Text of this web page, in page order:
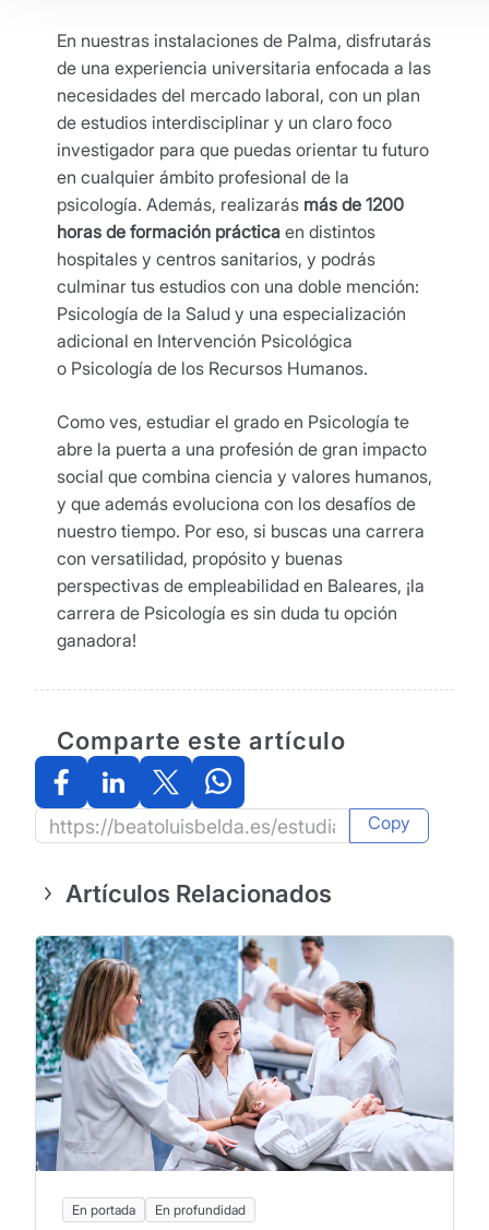
En nuestras instalaciones de Palma, disfrutarás
de una experiencia universitaria enfocada a las
necesidades del mercado laboral, con un plan
de estudios interdisciplinar y un claro foco
investigador para que puedas orientar tu futuro
en cualquier ámbito profesional de la
psicología. Además, realizarás más de 1200
horas de formación práctica en distintos
hospitales y centros sanitarios, y podrás
culminar tus estudios con una doble mención:
Psicología de la Salud y una especialización
adicional en Intervención Psicológica
o Psicología de los Recursos Humanos.
Como ves, estudiar el grado en Psicología te
abre la puerta a una profesión de gran impacto
social que combina ciencia y valores humanos,
y que además evoluciona con los desafíos de
nuestro tiempo. Por eso, si buscas una carrera
con versatilidad, propósito y buenas
perspectivas de empleabilidad en Baleares, ¡la
carrera de Psicología es sin duda tu opción
ganadora!
Comparte este artículo
Copy
Artículos Relacionados
En portada En profundidad